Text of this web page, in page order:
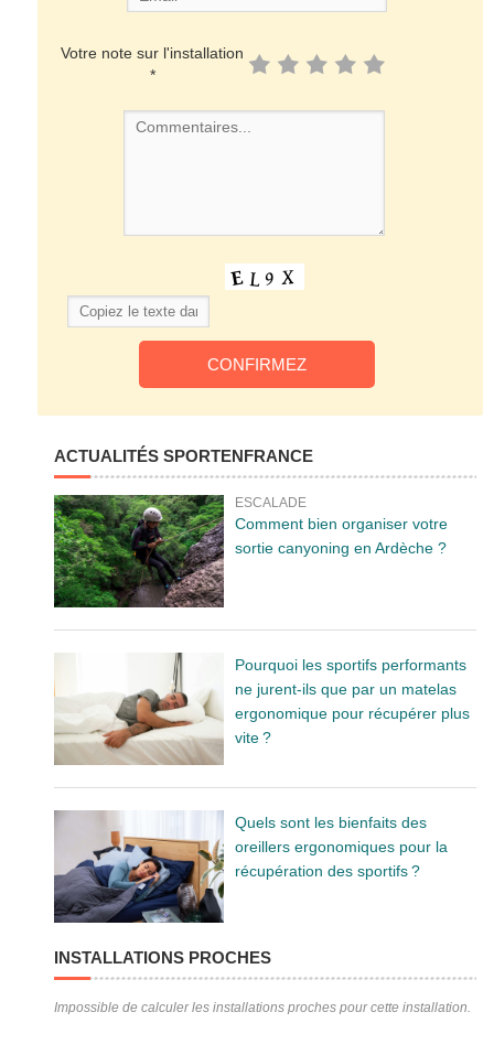
Votre note sur l'installation
*
ACTUALITÉS SPORTENFRANCE
ESCALADE
Comment bien organiser votre
sortie canyoning en Ardèche ?
Pourquoi les sportifs performants
ne jurent-ils que par un matelas
ergonomique pour récupérer plus
vite ?
Quels sont les bienfaits des
oreillers ergonomiques pour la
récupération des sportifs ?
INSTALLATIONS PROCHES
Impossible de calculer les installations proches pour cette installation.